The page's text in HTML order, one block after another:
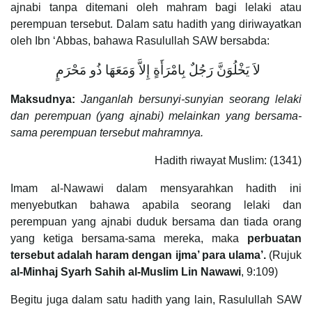
ajnabi tanpa ditemani oleh mahram bagi lelaki atau
perempuan tersebut. Dalam satu hadith yang diriwayatkan
oleh Ibn ‘Abbas, bahawa Rasulullah SAW bersabda:
لاَ يَخْلُوَنَّ رَجُلٌ بِامْرَأَةٍ إِلاَّ وَمَعَهَا ذُو مَحْرَمٍ ‏
Maksudnya: Janganlah bersunyi-sunyian seorang lelaki
dan perempuan (yang ajnabi) melainkan yang bersama-
sama perempuan tersebut mahramnya.
Hadith riwayat Muslim: (1341)
Imam al-Nawawi dalam mensyarahkan hadith ini
menyebutkan bahawa apabila seorang lelaki dan
perempuan yang ajnabi duduk bersama dan tiada orang
yang ketiga bersama-sama mereka, maka perbuatan
tersebut adalah haram dengan ijma’ para ulama’.(Rujuk
al-Minhaj Syarh Sahih al-Muslim Lin Nawawi, 9:109)
Begitu juga dalam satu hadith yang lain, Rasulullah SAW